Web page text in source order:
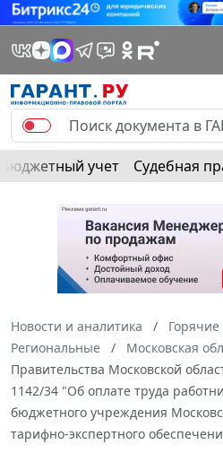
Бюджетный учет Судебная
Новости и аналитика
Региональные
Московская
Правительства Московской
1142/34 "Об оплате труда
бюджетного учреждения
тарифно-экспертного